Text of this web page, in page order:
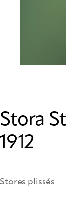
Stora
1912
Stores plissés